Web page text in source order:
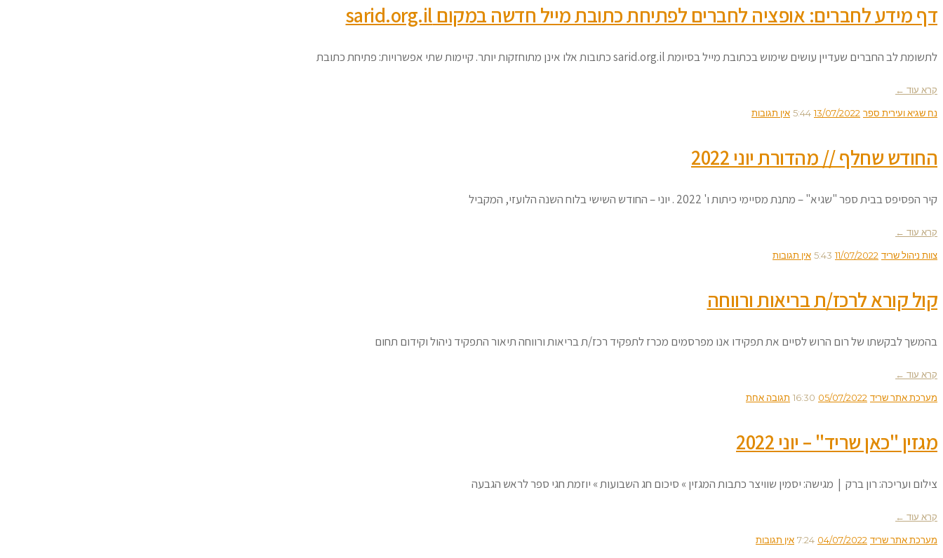
דף מידע לחברים: אופציה לחברים לפתיחת כתובת מייל חדשה במקום sarid.org.il
לתשומת לב החברים שעדיין עושים שימוש בכתובת מייל בסיומת sarid.org.il כתובות אלו אינן מתוחזקות יותר. קיימות שתי אפשרויות: פתיחת כתובת
קרא עוד ←
נח שגיא ועירית ספר 13/07/2022
5:44 אין תגובות
החודש שחלף // מהדורת יוני 2022
קיר הפסיפס בבית ספר "שגיא" – מתנת מסיימי כיתות ו' 2022 . יוני – החודש השישי בלוח השנה הלועזי, המקביל
קרא עוד ←
צוות ניהול שריד 11/07/2022
5:43 אין תגובות
קול קורא לרכז/ת בריאות ורווחה
בהמשך לבקשתו של רום הרוש לסיים את תפקידו אנו מפרסמים מכרז לתפקיד רכז/ת בריאות ורווחה תיאור התפקיד ניהול וקידום תחום
קרא עוד ←
מערכת אתר שריד 05/07/2022
16:30 תגובה אחת
מגזין "כאן שריד" – יוני 2022
צילום ועריכה: רון ברק | מגישה: יסמין שוויצר כתבות המגזין » סיכום חג השבועות » יוזמת חגי ספר לראש הגבעה
קרא עוד ←
מערכת אתר שריד 04/07/2022
7:24 אין תגובות